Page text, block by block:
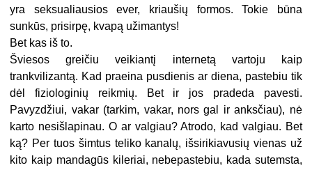
yra seksualiausios ever, kriaušių formos. Tokie būna
sunkūs, prisirpę, kvapą užimantys!
Bet kas iš to.
Šviesos greičiu veikiantį internetą vartoju kaip
trankvilizantą. Kad praeina pusdienis ar diena, pastebiu tik
dėl fiziologinių reikmių. Bet ir jos pradeda pavesti.
Pavyzdžiui, vakar (tarkim, vakar, nors gal ir anksčiau), nė
karto nesišlapinau. O ar valgiau? Atrodo, kad valgiau. Bet
ką? Per tuos šimtus teliko kanalų, išsirikiavusių vienas už
kito kaip mandagūs kileriai, nebepastebiu, kada sutemsta,